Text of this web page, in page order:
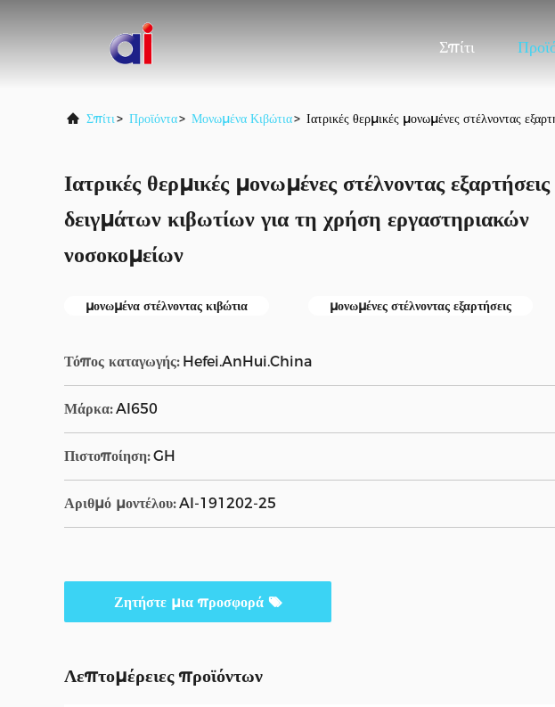
Σπίτι
Σπίτι> Προϊόντα> Μονωμένα Κιβώτια> Ιατρικές θερμικές μονωμένες στέλνοντας
Ιατρικές θερμικές μονωμένες στέλνοντας εξαρτήσεις
δειγμάτων κιβωτίων για τη χρήση εργαστηριακών
νοσοκομείων
μονωμένα στέλνοντας κιβώτια μονωμένες στέλνοντας εξαρτήσεις
Τόπος καταγωγής: Hefei.AnHui.China
Μάρκα: AI650
Πιστοποίηση: GH
Αριθμό μοντέλου: AI-191202-25
Ζητήστε μια προσφορά
Λεπτομέρειες προϊόντων